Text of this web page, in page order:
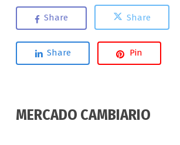
Share Share
Share Pin
MERCADO CAMBIARIO